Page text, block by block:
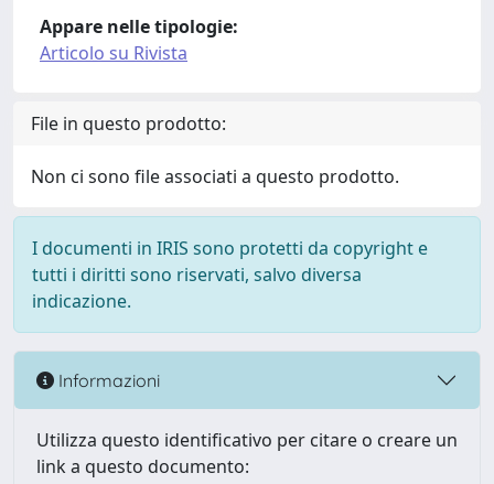
Appare nelle tipologie:
Articolo su Rivista
File in questo prodotto:
Non ci sono file associati a questo prodotto.
I documenti in IRIS sono protetti da copyright e
tutti i diritti sono riservati, salvo diversa
indicazione.
Informazioni
Utilizza questo identificativo per citare o creare un
link a questo documento: